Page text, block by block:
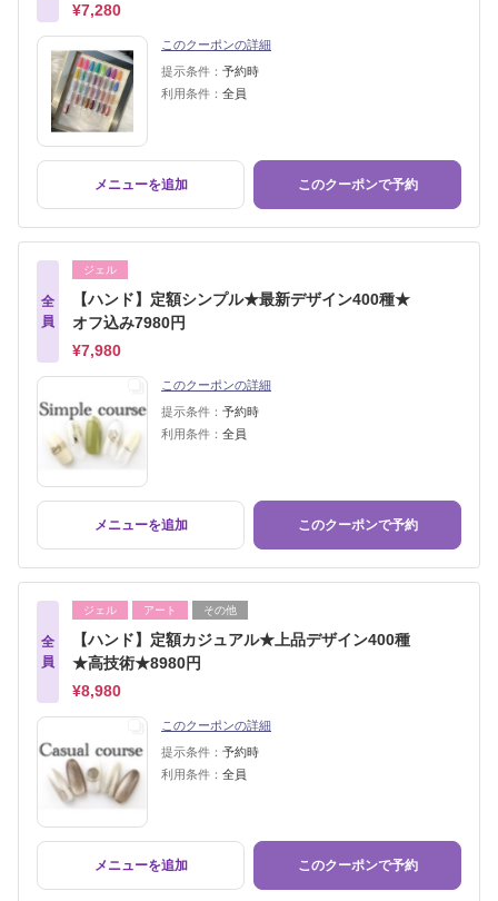
¥7,280
このクーポンの詳細
提示条件： 予約時
利用条件： 全員
メニューを追加 このクーポンで予約
全
員
ジェル
【ハンド】定額シンプル★最新デザイン400種★
オフ込み7980円
¥7,980
このクーポンの詳細
提示条件： 予約時
利用条件： 全員
メニューを追加 このクーポンで予約
全
員
ジェル アート その他
【ハンド】定額カジュアル★上品デザイン400種
★高技術★8980円
¥8,980
このクーポンの詳細
提示条件： 予約時
利用条件： 全員
メニューを追加 このクーポンで予約